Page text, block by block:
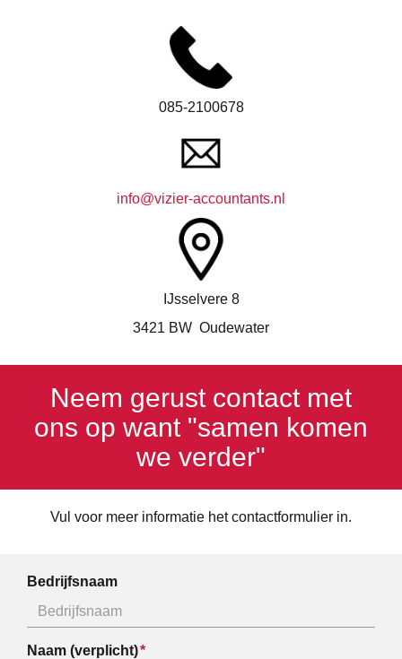
085-2100678
info@vizier-accountants.nl
IJsselvere 8
3421 BW Oudewater
Neem gerust contact met
ons op want "samen komen
we verder"
Vul voor meer informatie het contactformulier in.
Bedrijfsnaam
Naam (verplicht)